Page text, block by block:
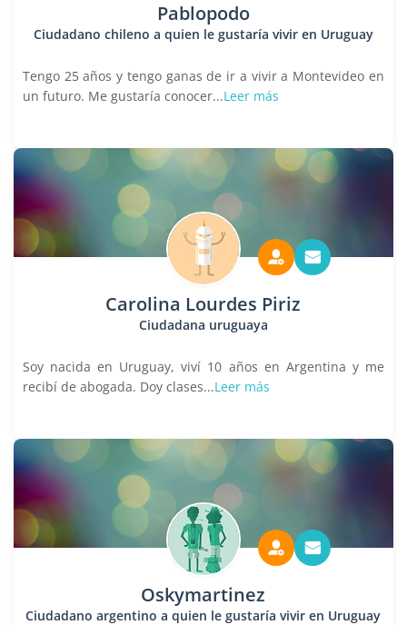
Pablopodo
Ciudadano chileno a quien le gustaría vivir en Uruguay
Tengo 25 años y tengo ganas de ir a vivir a Montevideo en
un futuro. Me gustaría conocer...Leer más
Carolina Lourdes Piriz
Ciudadana uruguaya
Soy nacida en Uruguay, viví 10 años en Argentina y me
recibí de abogada. Doy clases...Leer más
Oskymartinez
Ciudadano argentino a quien le gustaría vivir en Uruguay